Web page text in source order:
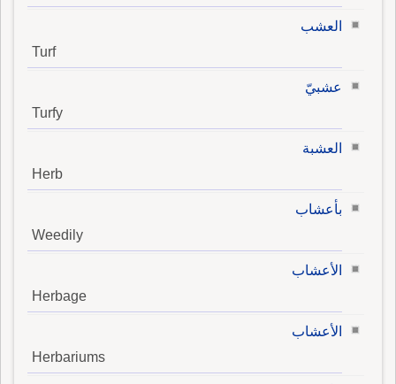
العشب
Turf
عشبيّ
Turfy
العشبة
Herb
بأعشاب
Weedily
الأعشاب
Herbage
الأعشاب
Herbariums